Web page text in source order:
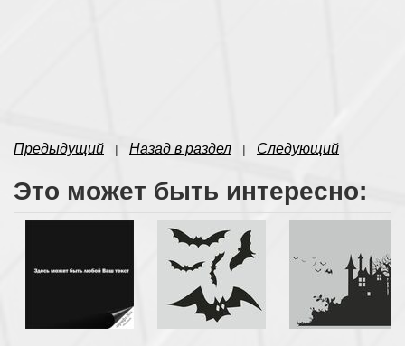
Предыдущий | Назад в раздел | Следующий
Это может быть интересно: